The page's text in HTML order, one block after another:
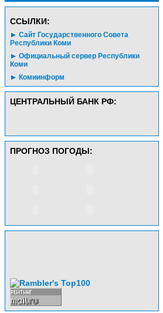
CСЫЛКИ:
Сайт Государственного Совета
Республики Коми
Официальный сервер Республики
Коми
Комиинформ
ЦЕНТРАЛЬНЫЙ БАНК РФ:
ПРОГНОЗ ПОГОДЫ: